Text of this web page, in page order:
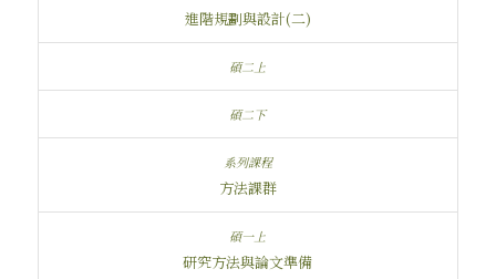
進階規劃與設計(二)
方法課群
研究方法與論文準備